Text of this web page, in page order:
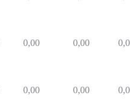
0,00 0,00
0,00 0,00